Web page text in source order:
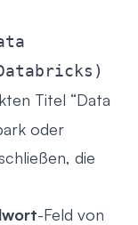
Titel “Data
oder
die
-Feld von